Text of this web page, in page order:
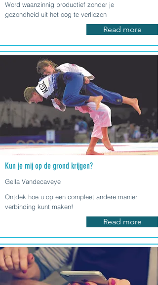
Word waanzinnig productief zonder je
gezondheid uit het oog te verliezen
Read more
Kun je mij op de grond krijgen?
Gella Vandecaveye
Ontdek hoe u op een compleet andere manier
verbinding kunt maken!
Read more